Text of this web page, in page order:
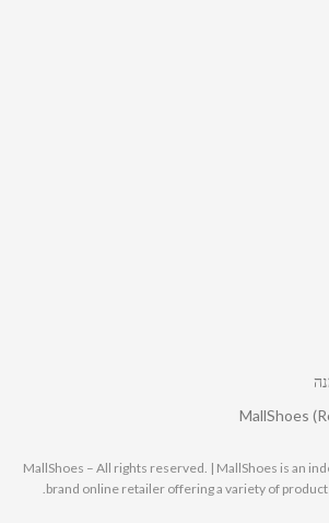
© 2025 MallShoes – All rights reserved. | MallShoes is an
brand online retailer offering a variety of